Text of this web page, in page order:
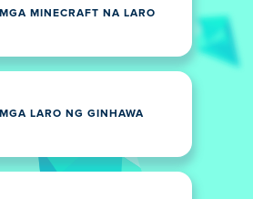
MGA MINECRAFT NA LARO
MGA LARO NG GINHAWA